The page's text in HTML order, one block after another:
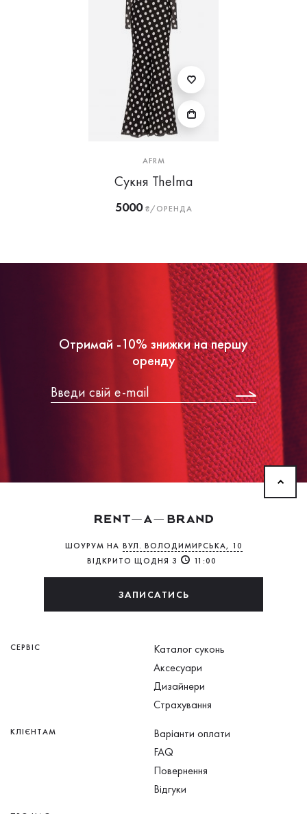
AFRM
Сукня Thelma
5000₴/ОРЕНДА
Отримай -10% знижки на першу
оренду
ШОУРУМ НА ВУЛ. ВОЛОДИМИРСЬКА, 10
ВІДКРИТО ЩОДНЯ З
11:00
ЗАПИСАТИСЬ
СЕРВІС
Каталог суконь
Аксесуари
Дизайнери
Страхування
КЛІЄНТАМ
Варіанти оплати
FAQ
Повернення
Відгуки